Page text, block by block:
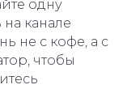
одну
канале
не с кофе, а с
чтобы